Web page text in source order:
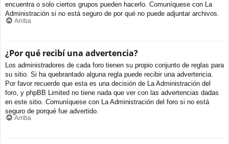
encuentra o solo ciertos grupos pueden hacerlo. Comuníquese con La
Administración si no está seguro de por qué no puede adjuntar archivos.
Arriba
¿Por qué recibí una advertencia?
Los administradores de cada foro tienen su propio conjunto de reglas para
su sitio. Si ha quebrantado alguna regla puede recibir una advertencia.
Por favor recuerde que esta es una decisión de La Administración del
foro, y phpBB Limited no tiene nada que ver con las advertencias dadas
en este sitio. Comuníquese con La Administración del foro si no está
seguro de porqué fue advertido.
Arriba